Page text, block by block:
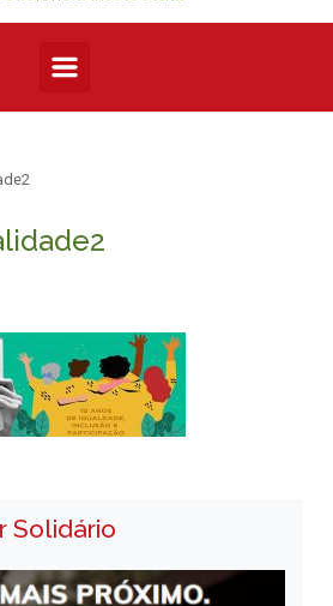
Solidário